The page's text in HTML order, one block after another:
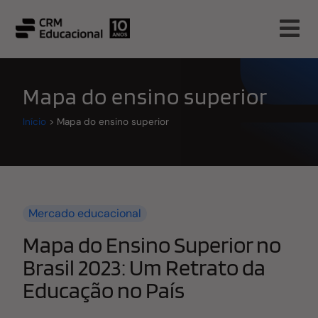
Mapa do ensino superior
Início > Mapa do ensino superior
Mercado educacional
Mapa do Ensino Superior no
Brasil 2023: Um Retrato da
Educação no País